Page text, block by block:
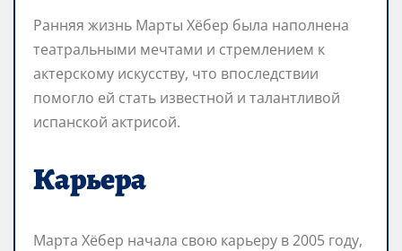
Ранняя жизнь Марты Хёбер была наполнена
театральными мечтами и стремлением к
актерскому искусству, что впоследствии
помогло ей стать известной и талантливой
испанской актрисой.
Карьера
Марта Хёбер начала свою карьеру в 2005 году,